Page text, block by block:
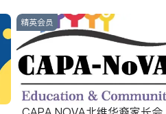
精英会员